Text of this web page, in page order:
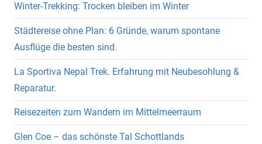
Winter-Trekking: Trocken bleiben im Winter
Städtereise ohne Plan: 6 Gründe, warum spontane
Ausflüge die besten sind.
La Sportiva Nepal Trek. Erfahrung mit Neubesohlung &
Reparatur.
Reisezeiten zum Wandern im Mittelmeerraum
Glen Coe – das schönste Tal Schottlands